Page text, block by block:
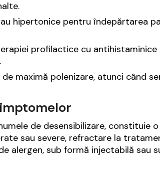
hipertonice pentru îndepărtarea
profilactice cu
maximă polenizare, atunci când
de desensibilizare, constituie
sau severe, refractare la
alergen, sub formă injectabilă sau